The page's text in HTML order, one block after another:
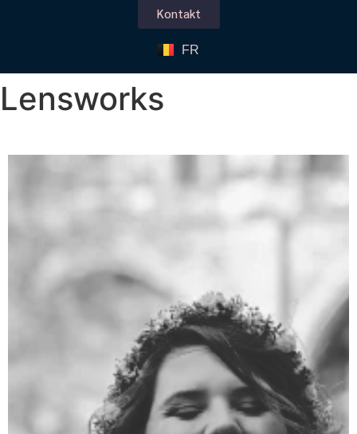
Kontakt
FR
Lensworks